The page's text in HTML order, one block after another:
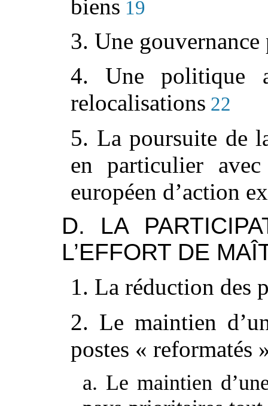
biens 19
3. Une gouvernance
4. Une politique
relocalisations 22
5. La poursuite de
en particulier
européen d’action
D. LA
L’EFFORT DE
1. La réduction des
2. Le maintien
postes « reformatés
a. Le maintien